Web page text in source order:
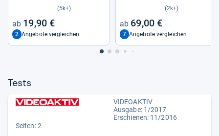
(5k+)
19,90 €
2 Angebote vergleichen
(2k+)
69,00 €
7 Angebote vergleichen
Tests
VIDEOAKTIV
Ausgabe: 1/2017
Erschienen: 11/2016
Seiten: 2